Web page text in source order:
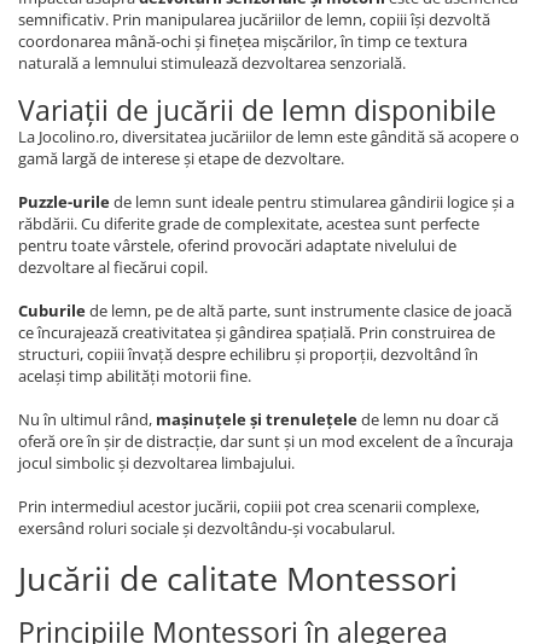
semnificativ. Prin manipularea jucăriilor de lemn, copiii își dezvoltă
coordonarea mână-ochi și finețea mișcărilor, în timp ce textura
naturală a lemnului stimulează dezvoltarea senzorială.
Variații de jucării de lemn disponibile
La Jocolino.ro, diversitatea jucăriilor de lemn este gândită să acopere o
gamă largă de interese și etape de dezvoltare.
Puzzle-urilede lemn sunt ideale pentru stimularea gândirii logice și a
răbdării. Cu diferite grade de complexitate, acestea sunt perfecte
pentru toate vârstele, oferind provocări adaptate nivelului de
dezvoltare al fiecărui copil.
Cuburilede lemn, pe de altă parte, sunt instrumente clasice de joacă
ce încurajează creativitatea și gândirea spațială. Prin construirea de
structuri, copiii învață despre echilibru și proporții, dezvoltând în
același timp abilități motorii fine.
Nu în ultimul rând, mașinuțele și trenulețelede lemn nu doar că
oferă ore în șir de distracție, dar sunt și un mod excelent de a încuraja
jocul simbolic și dezvoltarea limbajului.
Prin intermediul acestor jucării, copiii pot crea scenarii complexe,
exersând roluri sociale și dezvoltându-și vocabularul.
Jucării de calitate Montessori
Principiile Montessori în alegerea